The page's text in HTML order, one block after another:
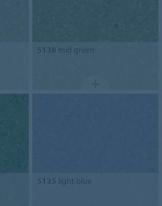
5138 mid green
5135 light blue